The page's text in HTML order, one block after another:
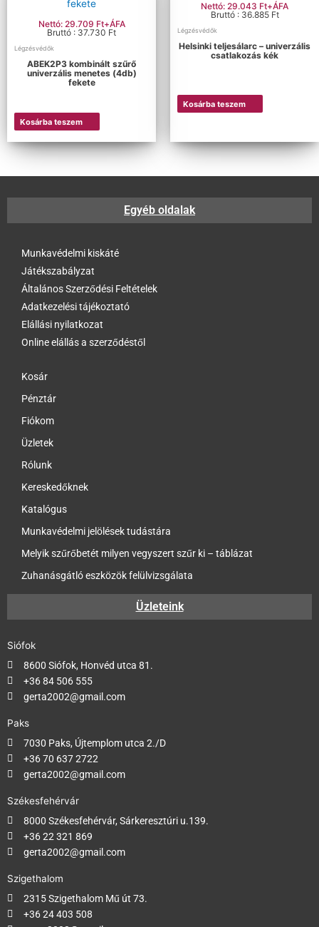
Nettó: 29.709 Ft+ÁFA
Bruttó : 37.730 Ft
Légzésvédők
ABEK2P3 kombinált szűrő
univerzális menetes (4db)
fekete
Kosárba teszem
Nettó: 29.043 Ft+ÁFA
Bruttó : 36.885 Ft
Légzésvédők
Helsinki teljesálarc – univerzális
csatlakozás kék
Kosárba teszem
Egyéb oldalak
Munkavédelmi kiskáté
Játékszabályzat
Általános Szerződési Feltételek
Adatkezelési tájékoztató
Elállási nyilatkozat
Online elállás a szerződéstől
Kosár
Pénztár
Fiókom
Üzletek
Rólunk
Kereskedőknek
Katalógus
Munkavédelmi jelölések tudástára
Melyik szűrőbetét milyen vegyszert szűr ki – táblázat
Zuhanásgátló eszközök felülvizsgálata
Üzleteink
Siófok
8600 Siófok, Honvéd utca 81.
+36 84 506 555
gerta2002@gmail.com
Paks
7030 Paks, Újtemplom utca 2./D
+36 70 637 2722
gerta2002@gmail.com
Székesfehérvár
8000 Székesfehérvár, Sárkeresztúri u.139.
+36 22 321 869
gerta2002@gmail.com
Szigethalom
2315 Szigethalom Mű út 73.
+36 24 403 508